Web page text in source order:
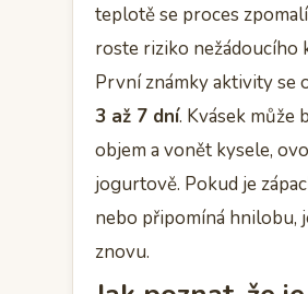
teplotě se proces
roste riziko nežádoucího
První známky aktivity se
3 až 7 dní. Kvásek může
objem a vonět kysele,
jogurtově. Pokud je
nebo připomíná hnilobu,
znovu.